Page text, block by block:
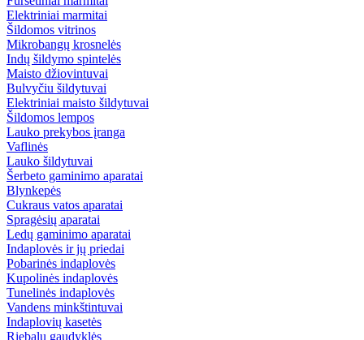
Elektriniai marmitai
Šildomos vitrinos
Mikrobangų krosnelės
Indų šildymo spintelės
Maisto džiovintuvai
Bulvyčiu šildytuvai
Elektriniai maisto šildytuvai
Šildomos lempos
Lauko prekybos įranga
Vaflinės
Lauko šildytuvai
Šerbeto gaminimo aparatai
Blynkepės
Cukraus vatos aparatai
Spragėsių aparatai
Ledų gaminimo aparatai
Indaplovės ir jų priedai
Pobarinės indaplovės
Kupolinės indaplovės
Tunelinės indaplovės
Vandens minkštintuvai
Indaplovių kasetės
Riebalų gaudyklės